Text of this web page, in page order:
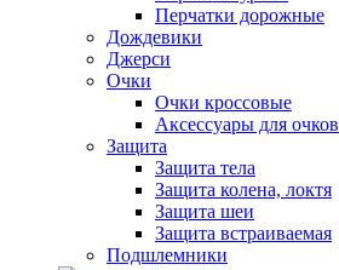
Перчатки дорожные
Дождевики
Джерси
Очки
Очки кроссовые
Аксессуары для очков
Защита
Защита тела
Защита колена, локтя
Защита шеи
Защита встраиваемая
Подшлемники